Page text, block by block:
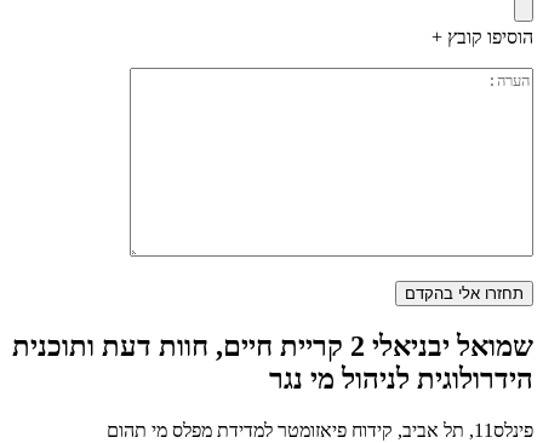
הוסיפו קובץ +
שמואל יבניאלי 2 קריית חיים, חוות דעת ותוכנית
הידרולוגית לניהול מי נגר
פינלס11, תל אביב, קידוח פיאזומטר למדידת מפלס מי תהום